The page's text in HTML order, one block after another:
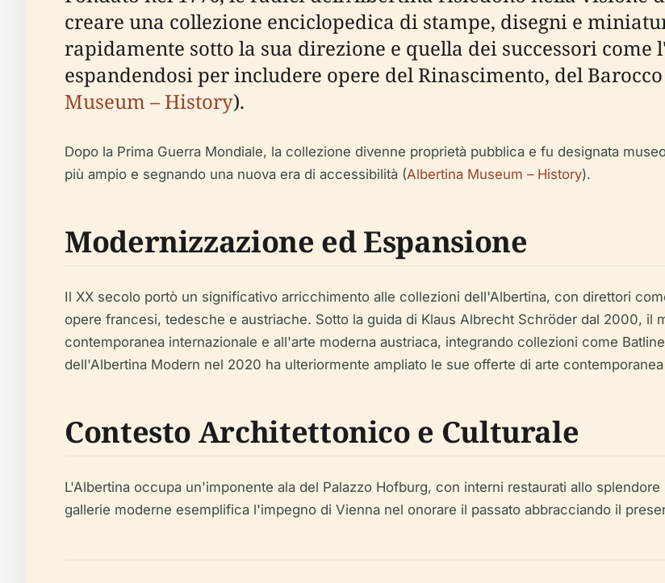
creare una collezione enciclopedica di stampe, disegni e
rapidamente sotto la sua direzione e quella dei successori
espandendosi per includere opere del Rinascimento, del
Museum – History).
Dopo la Prima Guerra Mondiale, la collezione divenne proprietà pubblica e fu designata
più ampio e segnando una nuova era di accessibilità (Albertina Museum – History).
Modernizzazione ed Espansione
Il XX secolo portò un significativo arricchimento alle collezioni dell'Albertina, con direttori
opere francesi, tedesche e austriache. Sotto la guida di Klaus Albrecht Schröder dal 2000, il
contemporanea internazionale e all'arte moderna austriaca, integrando collezioni come
dell'Albertina Modern nel 2020 ha ulteriormente ampliato le sue offerte di arte
Contesto Architettonico e Culturale
L'Albertina occupa un'imponente ala del Palazzo Hofburg, con interni restaurati allo
gallerie moderne esemplifica l'impegno di Vienna nel onorare il passato abbracciando il